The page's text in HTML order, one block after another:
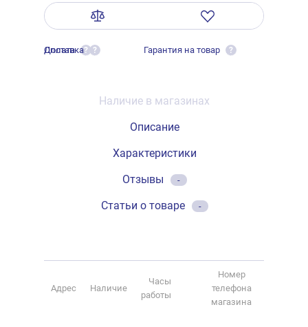
Оплата ?
Доставка ? Гарантия на товар ?
Наличие в магазинах
Описание
Характеристики
Отзывы
-
Статьи о товаре -
Адрес Наличие
Часы
работы
Номер
телефона
магазина